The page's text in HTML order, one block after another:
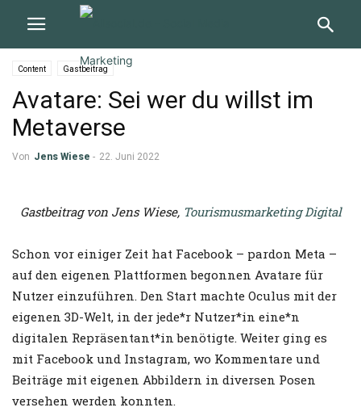
Content Gastbeitrag
Avatare: Sei wer du willst im
Metaverse
Von Jens Wiese - 22. Juni 2022
Gastbeitrag von Jens Wiese, Tourismusmarketing Digital
Schon vor einiger Zeit hat Facebook – pardon Meta –
auf den eigenen Plattformen begonnen Avatare für
Nutzer einzuführen. Den Start machte Oculus mit der
eigenen 3D-Welt, in der jede*r Nutzer*in eine*n
digitalen Repräsentant*in benötigte. Weiter ging es
mit Facebook und Instagram, wo Kommentare und
Beiträge mit eigenen Abbildern in diversen Posen
versehen werden konnten.